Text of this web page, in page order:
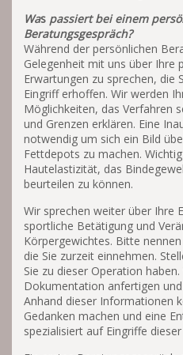
Was passiert bei einem
Beratungsgespräch?
Während der persönlichen
Gelegenheit mit uns über Ihre
Erwartungen zu sprechen, die
Eingriff erhoffen. Wir werden
Möglichkeiten, das Verfahren
und Grenzen erklären. Eine
notwendig um sich ein Bild
Fettdepots zu machen.
Hautelastizität, das
beurteilen zu können.
Wir sprechen weiter über Ihre
sportliche Betätigung und
Körpergewichtes. Bitte
die Sie zurzeit einnehmen.
Sie zu dieser Operation
Dokumentation anfertigen
Anhand dieser Informationen
Gedanken machen und eine
spezialisiert auf Eingriffe